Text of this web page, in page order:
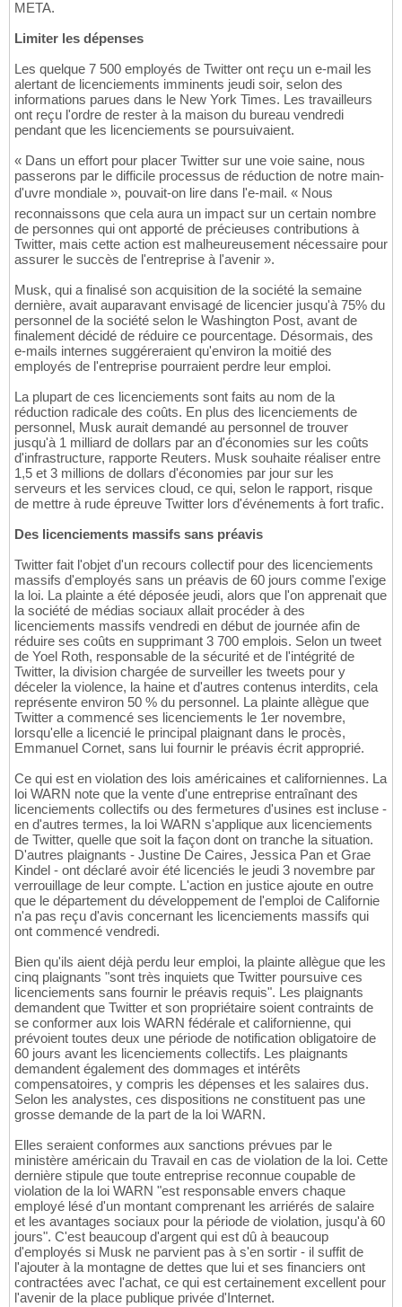
META.
Limiter les dépenses
Les quelque 7 500 employés de Twitter ont reçu un e-mail les
alertant de licenciements imminents jeudi soir, selon des
informations parues dans le New York Times. Les travailleurs
ont reçu l'ordre de rester à la maison du bureau vendredi
pendant que les licenciements se poursuivaient.
« Dans un effort pour placer Twitter sur une voie saine, nous
passerons par le difficile processus de réduction de notre main-
d'uvre mondiale », pouvait-on lire dans l'e-mail. « Nous
reconnaissons que cela aura un impact sur un certain nombre
de personnes qui ont apporté de précieuses contributions à
Twitter, mais cette action est malheureusement nécessaire pour
assurer le succès de l'entreprise à l'avenir ».
Musk, qui a finalisé son acquisition de la société la semaine
dernière, avait auparavant envisagé de licencier jusqu'à 75% du
personnel de la société selon le Washington Post, avant de
finalement décidé de réduire ce pourcentage. Désormais, des
e-mails internes suggéreraient qu'environ la moitié des
employés de l'entreprise pourraient perdre leur emploi.
La plupart de ces licenciements sont faits au nom de la
réduction radicale des coûts. En plus des licenciements de
personnel, Musk aurait demandé au personnel de trouver
jusqu'à 1 milliard de dollars par an d'économies sur les coûts
d'infrastructure, rapporte Reuters. Musk souhaite réaliser entre
1,5 et 3 millions de dollars d'économies par jour sur les
serveurs et les services cloud, ce qui, selon le rapport, risque
de mettre à rude épreuve Twitter lors d'événements à fort trafic.
Des licenciements massifs sans préavis
Twitter fait l'objet d'un recours collectif pour des licenciements
massifs d'employés sans un préavis de 60 jours comme l'exige
la loi. La plainte a été déposée jeudi, alors que l'on apprenait que
la société de médias sociaux allait procéder à des
licenciements massifs vendredi en début de journée afin de
réduire ses coûts en supprimant 3 700 emplois. Selon un tweet
de Yoel Roth, responsable de la sécurité et de l'intégrité de
Twitter, la division chargée de surveiller les tweets pour y
déceler la violence, la haine et d'autres contenus interdits, cela
représente environ 50 % du personnel. La plainte allègue que
Twitter a commencé ses licenciements le 1er novembre,
lorsqu'elle a licencié le principal plaignant dans le procès,
Emmanuel Cornet, sans lui fournir le préavis écrit approprié.
Ce qui est en violation des lois américaines et californiennes. La
loi WARN note que la vente d'une entreprise entraînant des
licenciements collectifs ou des fermetures d'usines est incluse -
en d'autres termes, la loi WARN s'applique aux licenciements
de Twitter, quelle que soit la façon dont on tranche la situation.
D'autres plaignants - Justine De Caires, Jessica Pan et Grae
Kindel - ont déclaré avoir été licenciés le jeudi 3 novembre par
verrouillage de leur compte. L'action en justice ajoute en outre
que le département du développement de l'emploi de Californie
n'a pas reçu d'avis concernant les licenciements massifs qui
ont commencé vendredi.
Bien qu'ils aient déjà perdu leur emploi, la plainte allègue que les
cinq plaignants "sont très inquiets que Twitter poursuive ces
licenciements sans fournir le préavis requis". Les plaignants
demandent que Twitter et son propriétaire soient contraints de
se conformer aux lois WARN fédérale et californienne, qui
prévoient toutes deux une période de notification obligatoire de
60 jours avant les licenciements collectifs. Les plaignants
demandent également des dommages et intérêts
compensatoires, y compris les dépenses et les salaires dus.
Selon les analystes, ces dispositions ne constituent pas une
grosse demande de la part de la loi WARN.
Elles seraient conformes aux sanctions prévues par le
ministère américain du Travail en cas de violation de la loi. Cette
dernière stipule que toute entreprise reconnue coupable de
violation de la loi WARN "est responsable envers chaque
employé lésé d'un montant comprenant les arriérés de salaire
et les avantages sociaux pour la période de violation, jusqu'à 60
jours". C'est beaucoup d'argent qui est dû à beaucoup
d'employés si Musk ne parvient pas à s'en sortir - il suffit de
l'ajouter à la montagne de dettes que lui et ses financiers ont
contractées avec l'achat, ce qui est certainement excellent pour
l'avenir de la place publique privée d'Internet.